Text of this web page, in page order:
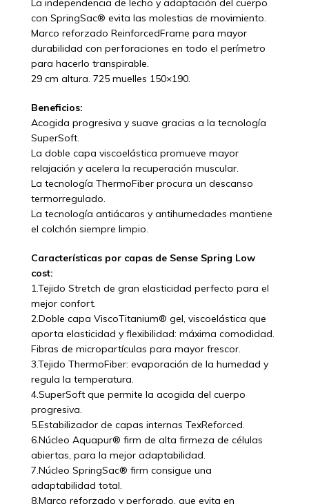
con SpringSac® evita las molestias de movimiento.
Marco reforzado ReinforcedFrame para mayor
durabilidad con perforaciones en todo el perímetro
para hacerlo transpirable.
29 cm altura. 725 muelles 150×190.
Beneficios:
Acogida progresiva y suave gracias a la tecnología
SuperSoft.
La doble capa viscoelástica promueve mayor
relajación y acelera la recuperación muscular.
La tecnología ThermoFiber procura un descanso
termorregulado.
La tecnología antiácaros y antihumedades mantiene
el colchón siempre limpio.
Características por capas de Sense Spring Low
cost:
1.Tejido Stretch de gran elasticidad perfecto para el
mejor confort.
2.Doble capa ViscoTitanium® gel, viscoelástica que
aporta elasticidad y flexibilidad: máxima comodidad.
Fibras de micropartículas para mayor frescor.
3.Tejido ThermoFiber: evaporación de la humedad y
regula la temperatura.
4.SuperSoft que permite la acogida del cuerpo
progresiva.
5.Estabilizador de capas internas TexReforced.
6.Núcleo Aquapur® firm de alta firmeza de células
abiertas, para la mejor adaptabilidad.
7.Núcleo SpringSac® firm consigue una
adaptabilidad total.
8.Marco reforzado y perforado, que evita en